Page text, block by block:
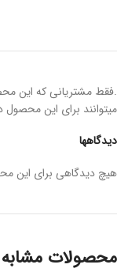
دیدگاهها
هیچ دیدگاهی برای این
.فقط مشتریانی که این
میتوانند برای این محصول
محصولات مشابه